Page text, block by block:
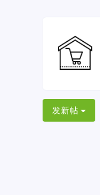
发新帖